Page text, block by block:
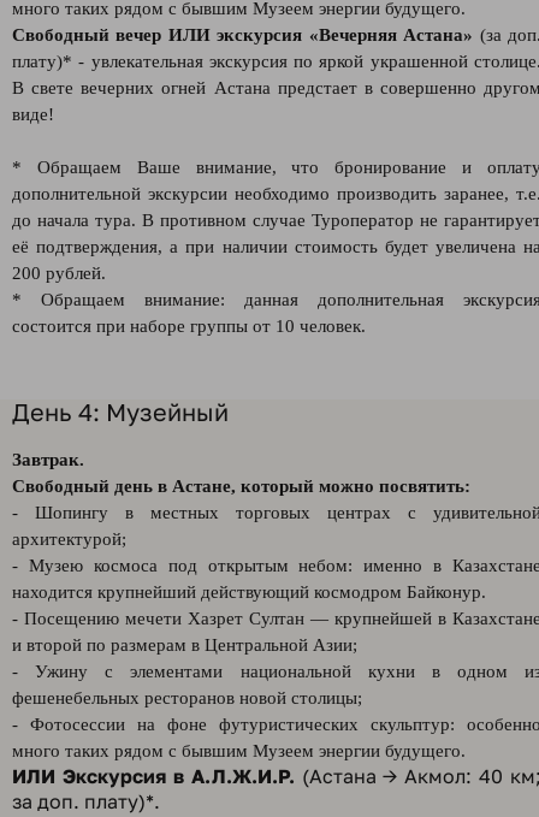
много таких рядом с бывшим Музеем энергии будущего.
Свободный вечер ИЛИ экскурсия «Вечерняя Астана» (за
плату)* - увлекательная экскурсия по яркой украшенной
В свете вечерних огней Астана предстает в совершенно
виде!
* Обращаем Ваше внимание, что бронирование и
дополнительной экскурсии необходимо производить заранее,
до начала тура. В противном случае Туроператор не
её подтверждения, а при наличии стоимость будет увеличена
200 рублей.
* Обращаем внимание: данная дополнительная
состоится при наборе группы от 10 человек.
День 4: Музейный
Завтрак.
Свободный день в Астане, который можно посвятить:
- Шопингу в местных торговых центрах с
архитектурой;
- Музею космоса под открытым небом: именно в
находится крупнейший действующий космодром Байконур.
- Посещению мечети Хазрет Султан — крупнейшей в
и второй по размерам в Центральной Азии;
- Ужину с элементами национальной кухни в одном
фешенебельных ресторанов новой столицы;
- Фотосессии на фоне футуристических скульптур:
много таких рядом с бывшим Музеем энергии будущего.
ИЛИ Экскурсия в А.Л.Ж.И.Р. (Астана → Акмол: 40
за доп. плату)*.